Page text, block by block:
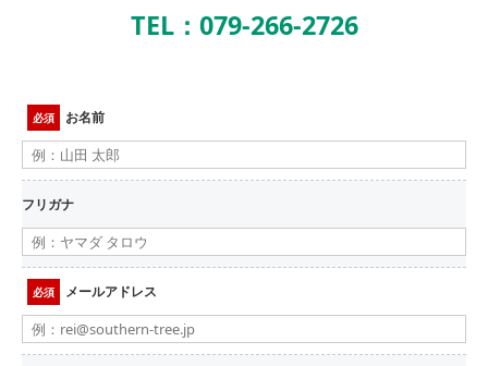
TEL：079-266-2726
必須 お名前
フリガナ
必須 メールアドレス